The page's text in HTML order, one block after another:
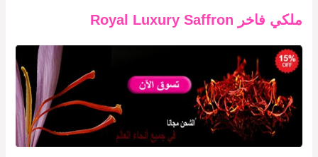
ملكي فاخر Royal Luxury Saffron